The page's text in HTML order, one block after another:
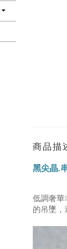
商品描
黑尖晶.
低調奢華
的吊墜，